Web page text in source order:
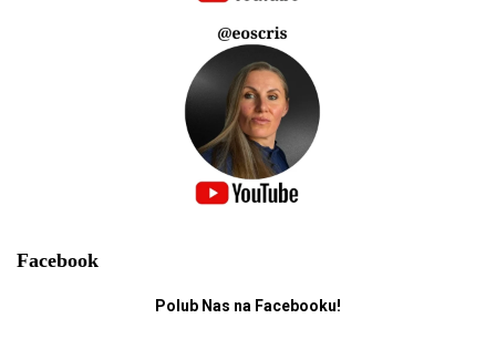
Facebook
Polub Nas na Facebooku!